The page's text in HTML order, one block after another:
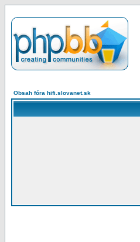
Obsah fóra hifi.slovanet.sk